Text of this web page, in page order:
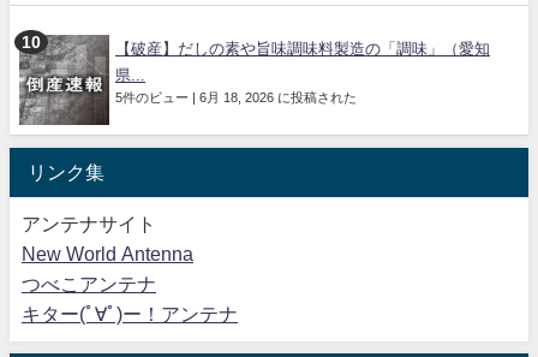
【破産】だしの素や旨味調味料製造の「調味」（愛知
県...
5件のビュー | 6月 18, 2026 に投稿された
リンク集
アンテナサイト
New World Antenna
つべこアンテナ
キター(ﾟ∀ﾟ)ー！アンテナ